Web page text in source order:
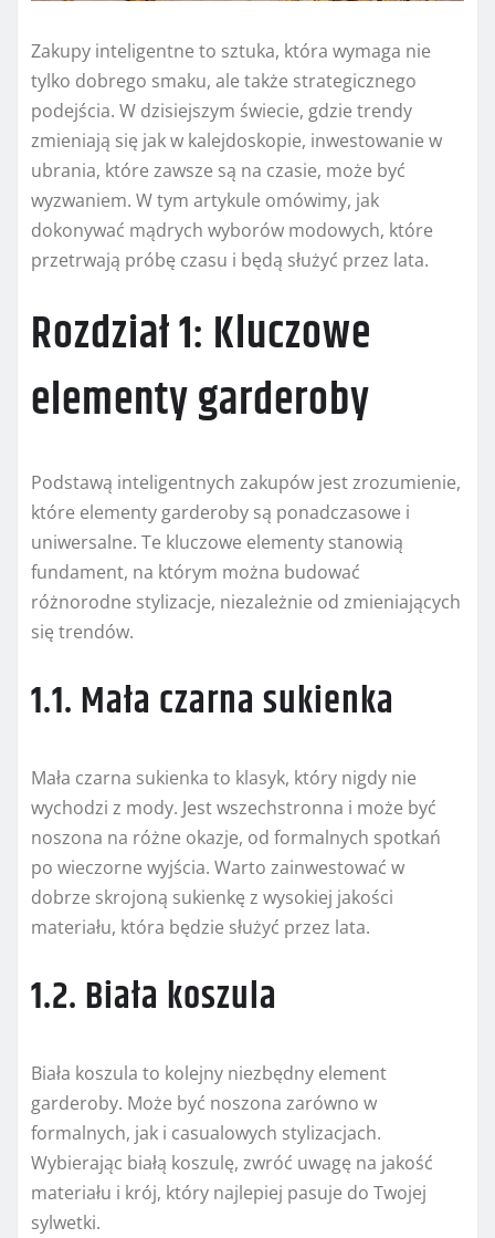
Zakupy inteligentne to sztuka, która wymaga nie
tylko dobrego smaku, ale także strategicznego
podejścia. W dzisiejszym świecie, gdzie trendy
zmieniają się jak w kalejdoskopie, inwestowanie w
ubrania, które zawsze są na czasie, może być
wyzwaniem. W tym artykule omówimy, jak
dokonywać mądrych wyborów modowych, które
przetrwają próbę czasu i będą służyć przez lata.
Rozdział 1: Kluczowe
elementy garderoby
Podstawą inteligentnych zakupów jest zrozumienie,
które elementy garderoby są ponadczasowe i
uniwersalne. Te kluczowe elementy stanowią
fundament, na którym można budować
różnorodne stylizacje, niezależnie od zmieniających
się trendów.
1.1. Mała czarna sukienka
Mała czarna sukienka to klasyk, który nigdy nie
wychodzi z mody. Jest wszechstronna i może być
noszona na różne okazje, od formalnych spotkań
po wieczorne wyjścia. Warto zainwestować w
dobrze skrojoną sukienkę z wysokiej jakości
materiału, która będzie służyć przez lata.
1.2. Biała koszula
Biała koszula to kolejny niezbędny element
garderoby. Może być noszona zarówno w
formalnych, jak i casualowych stylizacjach.
Wybierając białą koszulę, zwróć uwagę na jakość
materiału i krój, który najlepiej pasuje do Twojej
sylwetki.